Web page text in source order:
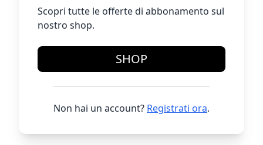
Scopri tutte le offerte di abbonamento sul
nostro shop.
SHOP
Non hai un account? Registrati ora.